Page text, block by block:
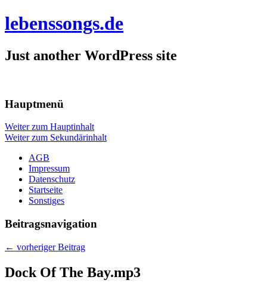
lebenssongs.de
Just another WordPress site
Hauptmenü
Weiter zum Hauptinhalt
Weiter zum Sekundärinhalt
AGB
Impressum
Datenschutz
Startseite
Sonstiges
Beitragsnavigation
← vorheriger Beitrag
Dock Of The Bay.mp3